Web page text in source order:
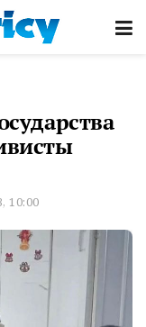
10:00